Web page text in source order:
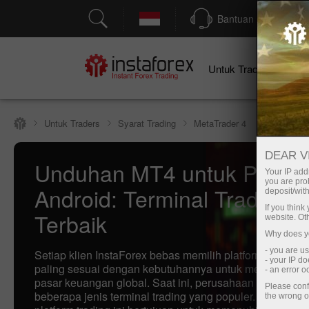
Bantuan
Untuk Traders
Untuk Traders Syarat Trading MetaTrader 4
Unduhan MT4 untuk PC,
Android: Terminal Trading
Terbaik
Setiap klien InstaForex bebas memilih platform trading
paling sesuai dengan kebutuhannya untuk melakukan
pasar keuangan global. Saat ini, perusahaan
beberapa jenis terminal trading yang populer. Masing-
DEAR
Your IP
you are
deposit/
If you
website.
Why does
- you are
- your IP
- an error
Please
the wrong